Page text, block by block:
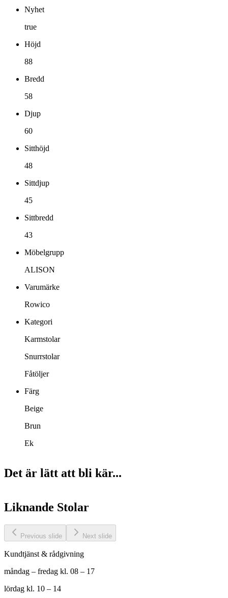
Nyhet
true
Höjd
88
Bredd
58
Djup
60
Sitthöjd
48
Sittdjup
45
Sittbredd
43
Möbelgrupp
ALISON
Varumärke
Rowico
Kategori
Karmstolar
Snurrstolar
Fåtöljer
Färg
Beige
Brun
Ek
Det är lätt att bli kär...
Liknande Stolar
Previous slide Next slide
Kundtjänst & rådgivning
måndag – fredag kl. 08 – 17
lördag kl. 10 – 14